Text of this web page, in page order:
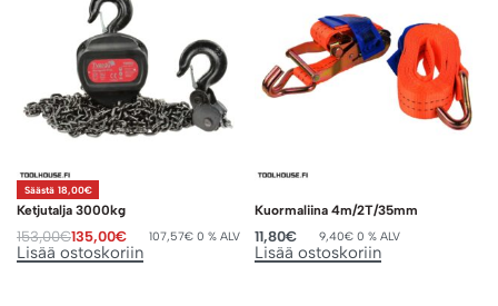
Säästä 18,00€
Ketjutalja 3000kg
153,00€135,00€ 107,57€ 0 % ALV
Lisää ostoskoriin
Kuormaliina 4m/2T/35mm
11,80€ 9,40€ 0 % ALV
Lisää ostoskoriin